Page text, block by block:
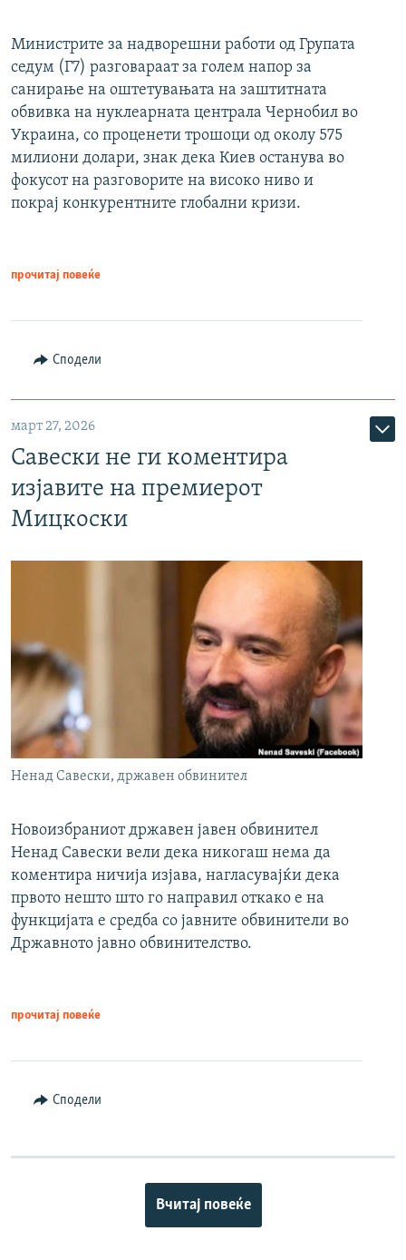
Министрите за надворешни работи од Групата
седум (Г7) разговараат за голем напор за
санирање на оштетувањата на заштитната
обвивка на нуклеарната централа Чернобил во
Украина, со проценети трошоци од околу 575
милиони долари, знак дека Киев останува во
фокусот на разговорите на високо ниво и
покрај конкурентните глобални кризи.
прочитај повеќе
Сподели
март 27, 2026
Савески не ги коментира
изјавите на премиерот
Мицкоски
Ненад Савески, државен обвинител
Новоизбраниот државен јавен обвинител
Ненад Савески вели дека никогаш нема да
коментира ничија изјава, нагласувајќи дека
првото нешто што го направил откако е на
функцијата е средба со јавните обвинители во
Државното јавно обвинителство.
прочитај повеќе
Сподели
Вчитај повеќе